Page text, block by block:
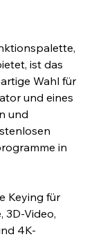
ist das
Wahl für
und eines
und
in
Keying für
3D-Video,
4K-